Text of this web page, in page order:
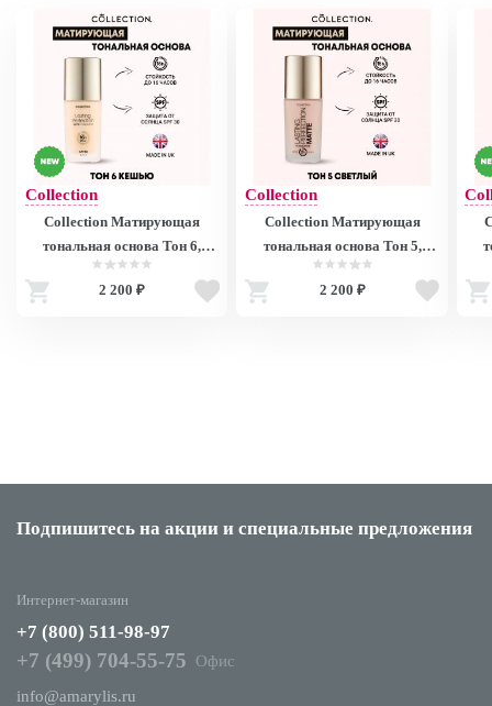
Collection
Collection Матирующая
тональная основа Тон 6,
27мл/ Lasting Perfection Matte
Foundation 6 Cashew V1004
2 200 ₽
Collection
Collection Матирующая
тональная основа Тон 5,
27мл/ Lasting Perfection Matte
Foundation 5 Fair V1003
2 200 ₽
Подпишитесь на акции и специальные предложения
Интернет-магазин
+7 (800) 511-98-97
+7 (499) 704-55-75
Офис
info@amarylis.ru